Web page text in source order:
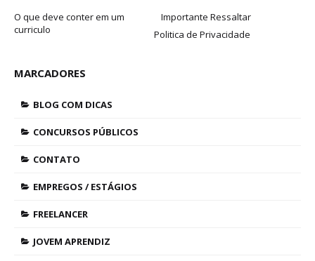
O que deve conter em um
curriculo
Importante Ressaltar
Politica de Privacidade
MARCADORES
BLOG COM DICAS
CONCURSOS PÚBLICOS
CONTATO
EMPREGOS / ESTÁGIOS
FREELANCER
JOVEM APRENDIZ